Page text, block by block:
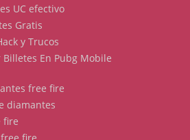
UC efectivo
Gratis
y Trucos
Billetes En Pubg Mobile
free fire
diamantes
fire